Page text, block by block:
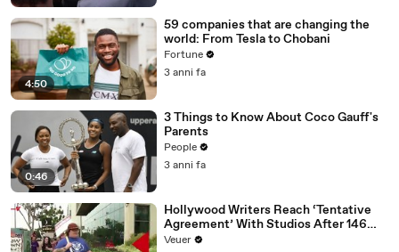
4:50
59 companies that are changing the
world: From Tesla to Chobani
Fortune
3 anni fa
0:46
3 Things to Know About Coco Gauff's
Parents
People
3 anni fa
Hollywood Writers Reach ‘Tentative
Agreement’ With Studios After 146
Day Strike
Veuer